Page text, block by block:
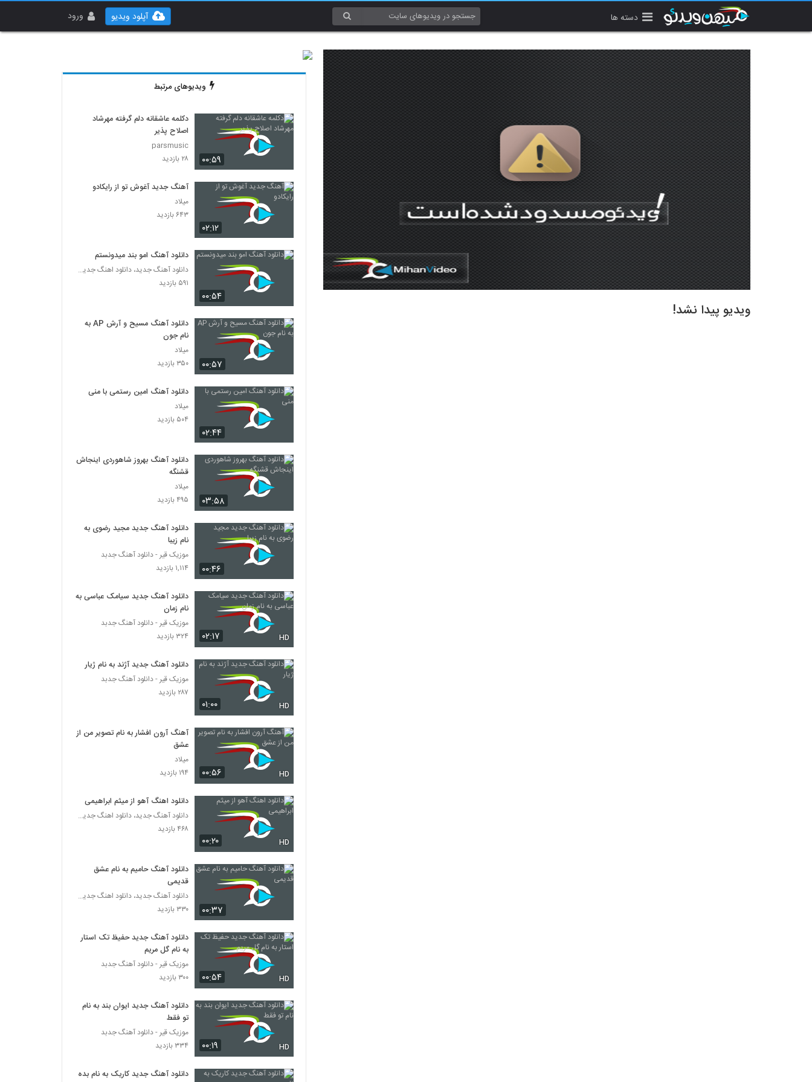
دسته ها ورود آپلود ویدیو
ویدیو پیدا نشد!
ویدیوهای مرتبط
۰۰:۵۹
دکلمه عاشقانه دلم گرفته مهرشاد
اصلاح پذیر
parsmusic
۲۸ بازدید
۰۲:۱۲
آهنگ جدید آغوش تو از رایکادو
میلاد
۶۴۳ بازدید
۰۰:۵۴
دانلود آهنگ امو بند میدونستم
دانلود آهنگ جدید، دانلود اهنگ جدید ایرانی
۵۹۱ بازدید
۰۰:۵۷
دانلود آهنگ مسیح و آرش AP به
نام جون
میلاد
۳۵۰ بازدید
۰۲:۴۴
دانلود آهنگ امین رستمی با منی
میلاد
۵۰۴ بازدید
۰۳:۵۸
دانلود آهنگ بهروز شاهوردی اینجاش
قشنگه
میلاد
۴۹۵ بازدید
۰۰:۴۶
دانلود آهنگ جدید مجید رضوی به
نام زیبا
موزیک قیر - دانلود آهنگ جدبد
۱,۱۱۴ بازدید
۰۲:۱۷ HD
دانلود آهنگ جدید سیامک عباسی به
نام زمان
موزیک قیر - دانلود آهنگ جدبد
۳۲۴ بازدید
۰۱:۰۰ HD
دانلود آهنگ جدید آژند به نام ژیار
موزیک قیر - دانلود آهنگ جدبد
۲۸۷ بازدید
۰۰:۵۶ HD
آهنگ آرون افشار به نام تصویر من از
عشق
میلاد
۱۹۴ بازدید
۰۰:۲۰ HD
دانلود اهنگ آهو از میثم ابراهیمی
دانلود آهنگ جدید، دانلود اهنگ جدید ایرانی
۴۶۸ بازدید
۰۰:۳۷
دانلود آهنگ حامیم به نام عشق
قدیمی
دانلود آهنگ جدید، دانلود اهنگ جدید ایرانی
۳۳۰ بازدید
۰۰:۵۴ HD
دانلود آهنگ جدید حفیظ تک استار
به نام گل مریم
موزیک قیر - دانلود آهنگ جدبد
۳۰۰ بازدید
۰۰:۱۹ HD
دانلود آهنگ جدید ایوان بند به نام
تو فقط
موزیک قیر - دانلود آهنگ جدبد
۳۳۴ بازدید
دانلود آهنگ جدید کاریک به نام بده